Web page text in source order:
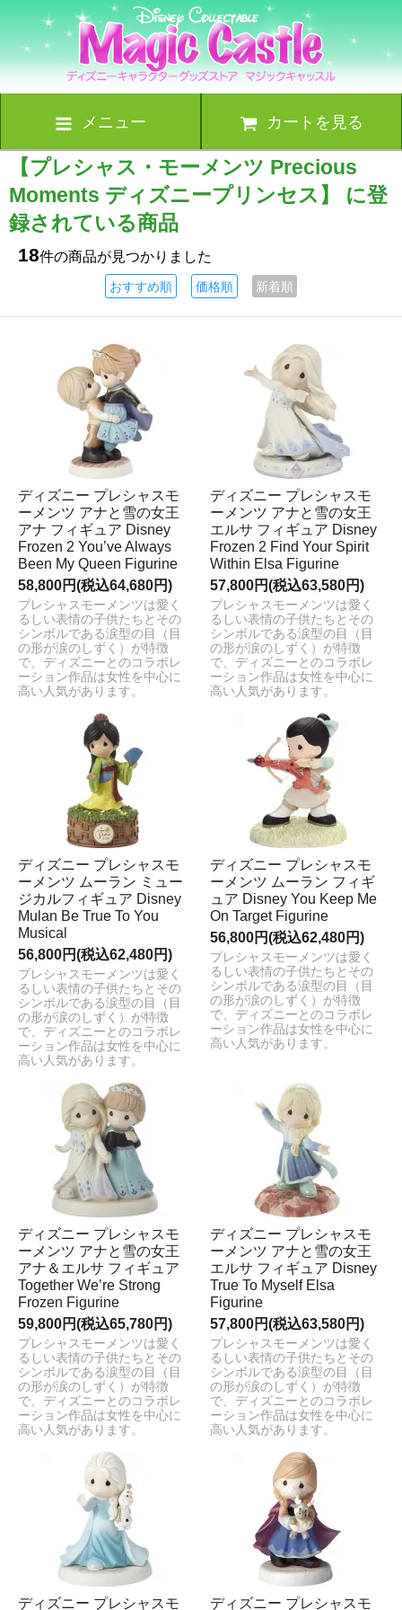
メニュー カートを見る
【プレシャス・モーメンツ Precious
Moments ディズニープリンセス】 に登
録されている商品
18件の商品が見つかりました
おすすめ順 価格順 新着順
ディズニー プレシャスモ
ーメンツ アナと雪の女王
アナ フィギュア Disney
Frozen 2 You’ve Always
Been My Queen Figurine
58,800円(税込64,680円)
プレシャスモーメンツは愛く
るしい表情の子供たちとその
シンボルである涙型の目（目
の形が涙のしずく）が特徴
で、ディズニーとのコラボレ
ーション作品は女性を中心に
高い人気があります。
ディズニー プレシャスモ
ーメンツ アナと雪の女王
エルサ フィギュア Disney
Frozen 2 Find Your Spirit
Within Elsa Figurine
57,800円(税込63,580円)
プレシャスモーメンツは愛く
るしい表情の子供たちとその
シンボルである涙型の目（目
の形が涙のしずく）が特徴
で、ディズニーとのコラボレ
ーション作品は女性を中心に
高い人気があります。
ディズニー プレシャスモ
ーメンツ ムーラン ミュー
ジカルフィギュア Disney
Mulan Be True To You
Musical
56,800円(税込62,480円)
プレシャスモーメンツは愛く
るしい表情の子供たちとその
シンボルである涙型の目（目
の形が涙のしずく）が特徴
で、ディズニーとのコラボレ
ーション作品は女性を中心に
高い人気があります。
ディズニー プレシャスモ
ーメンツ ムーラン フィギ
ュア Disney You Keep Me
On Target Figurine
56,800円(税込62,480円)
プレシャスモーメンツは愛く
るしい表情の子供たちとその
シンボルである涙型の目（目
の形が涙のしずく）が特徴
で、ディズニーとのコラボレ
ーション作品は女性を中心に
高い人気があります。
ディズニー プレシャスモ
ーメンツ アナと雪の女王
アナ＆エルサ フィギュア
Together We’re Strong
Frozen Figurine
59,800円(税込65,780円)
プレシャスモーメンツは愛く
るしい表情の子供たちとその
シンボルである涙型の目（目
の形が涙のしずく）が特徴
で、ディズニーとのコラボレ
ーション作品は女性を中心に
高い人気があります。
ディズニー プレシャスモ
ーメンツ アナと雪の女王
エルサ フィギュア Disney
True To Myself Elsa
Figurine
57,800円(税込63,580円)
プレシャスモーメンツは愛く
るしい表情の子供たちとその
シンボルである涙型の目（目
の形が涙のしずく）が特徴
で、ディズニーとのコラボレ
ーション作品は女性を中心に
高い人気があります。
ディズニー プレシャスモ ディズニー プレシャスモ